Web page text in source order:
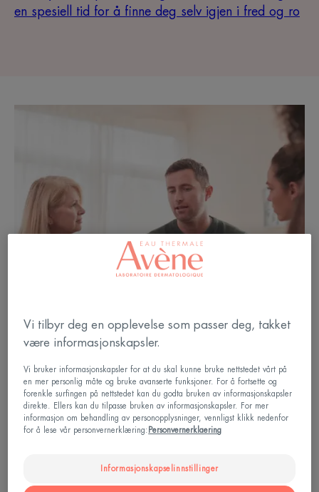
en spesiell tid for å finne deg selv igjen i fred og ro
Å snakke sammen om kreft
Vi tilbyr deg en opplevelse som passer deg, takket
være informasjonskapsler.
Vi bruker informasjonskapsler for at du skal kunne bruke nettstedet vårt på
en mer personlig måte og bruke avanserte funksjoner. For å fortsette og
forenkle surfingen på nettstedet kan du godta bruken av informasjonskapsler
direkte. Ellers kan du tilpasse bruken av informasjonskapsler. For mer
informasjon om behandling av personopplysninger, vennligst klikk nedenfor
for å lese vår personvernerklæring: Personvernerklaering
Informasjonskapselinnstillinger